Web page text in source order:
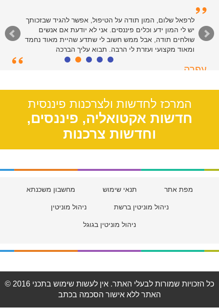
לרפאל שלום, המון תודה על הטיפול, אפשר להגיד שבזכותך
יש לי המון ידע וכלים פיננסים. אני לא יודעת אם אנשים
שולחים תודה, אבל ממש חשוב לי שתדע שהיית מאוד נחמד
ומאוד מקצועי ועזרת לי הרבה. תבוא עליך הברכה
עפרה
המרכז לחדשות ולצרכנות פיננסית
חדשות אקטואליה, פיננסים,
וחדשות צרכנות
מפת אתר תנאי שימוש מחשבון משכנתא
ניהול מוניטין ברשת ניהול מוניטין
ניהול מוניטין בגוגל
© 2016 כל הזכויות שמורות לבעלי האתר. אין לעשות שימוש בתכני
האתר ללא אישור הסכמה בכתב